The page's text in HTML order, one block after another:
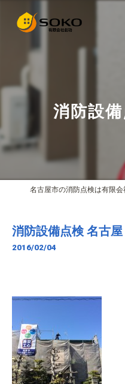
消防設
消防設備点検 名古屋
2016/02/04